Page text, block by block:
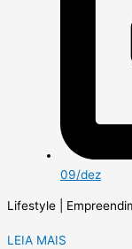
09/dez
Lifestyle |
LEIA MAIS